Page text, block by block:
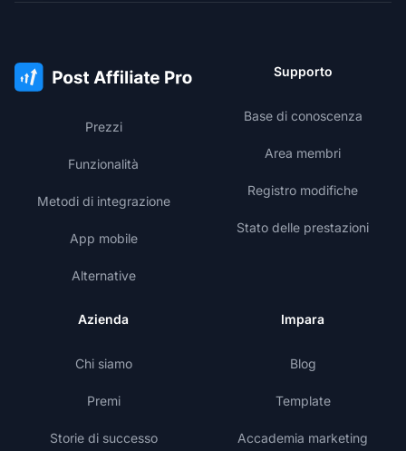
Prezzi
Funzionalità
Metodi di integrazione
App mobile
Alternative
Supporto
Base di conoscenza
Area membri
Registro modifiche
Stato delle prestazioni
Azienda
Chi siamo
Premi
Storie di successo
Impara
Blog
Template
Accademia marketing